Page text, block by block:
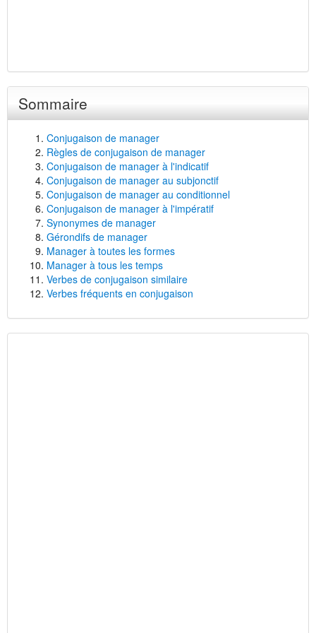
Sommaire
Conjugaison de manager
Règles de conjugaison de manager
Conjugaison de manager à l'indicatif
Conjugaison de manager au subjonctif
Conjugaison de manager au conditionnel
Conjugaison de manager à l'impératif
Synonymes de manager
Gérondifs de manager
Manager à toutes les formes
Manager à tous les temps
Verbes de conjugaison similaire
Verbes fréquents en conjugaison